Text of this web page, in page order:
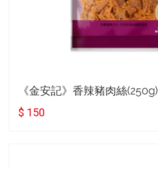
《金安記》香辣豬肉絲(250g)
$ 150